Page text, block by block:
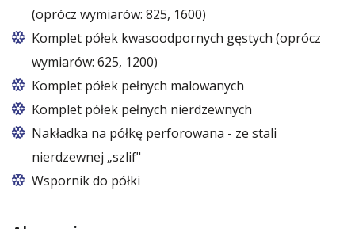
(oprócz wymiarów: 825, 1600)
Komplet półek kwasoodpornych gęstych (oprócz
wymiarów: 625, 1200)
Komplet półek pełnych malowanych
Komplet półek pełnych nierdzewnych
Nakładka na półkę perforowana - ze stali
nierdzewnej „szlif"
Wspornik do półki